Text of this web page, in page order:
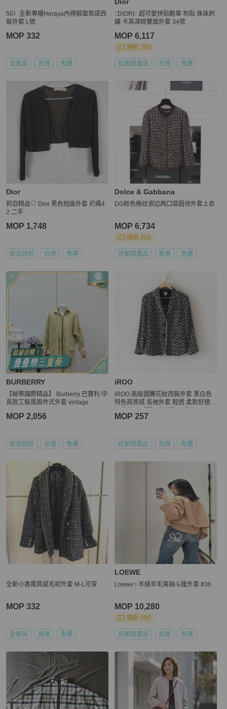
50）全新專櫃Heraya內裡緞面質感西
裝外套 L號
MOP 332
全新品 台灣 免運
::DIORI:: 超可愛拼貼勳章 布貼 珠珠刺
繡 卡其深綠雙面外套 34號
MOP 6,117
現折 200
近新閒置品 台灣 免運
Dior
莉亞精品♡ Dior 黑色短版外套 尺碼4
2 二手
MOP 1,748
狀況良好 台灣 免運
Dolce & Gabbana
DG棕色格纹滚边两口袋圆领外套上衣
MOP 6,734
現折 200
近新閒置品 香港 免運
BURBERRY
【赫蒂國際精品】 Burberry 巴寶利 中
長款工裝風兩件式外套 vintage
MOP 2,056
狀況良好 台灣 免運
iROO
iROO 高級圖騰花紋西裝外套 黑白色
特色高質感 長袖外套 輕透 柔軟舒適
MOP 257
近新閒置品 台灣 免運
全新小香風質感毛呢外套 M-L可穿
MOP 332
全新品 台灣 免運
LOEWE
Loewe✨羊絨羊毛寬袖斗篷外套 #36
MOP 10,280
現折 200
近新閒置品 台灣 免運